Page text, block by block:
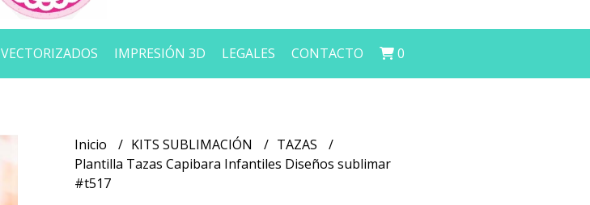
VECTORIZADOS IMPRESIÓN 3D LEGALES CONTACTO 0
Inicio KITS SUBLIMACIÓN
TAZAS
Plantilla Tazas Capibara Infantiles Diseños sublimar
#t517